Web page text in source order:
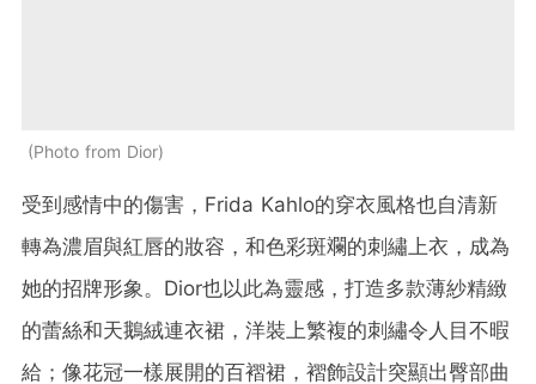
Photo from Dior
受到感情中的傷害，Frida Kahlo的穿衣風格也自清新
轉為濃眉與紅唇的妝容，和色彩斑斕的刺繡上衣，成為
她的招牌形象。Dior也以此為靈感，打造多款薄紗精緻
的蕾絲和天鵝絨連衣裙，洋裝上繁複的刺繡令人目不暇
給；像花冠一樣展開的百褶裙，褶飾設計突顯出臀部曲